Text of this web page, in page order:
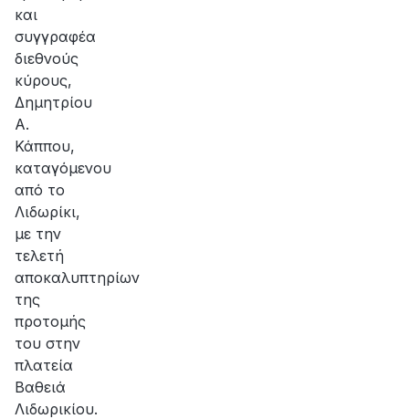
και
συγγραφέα
διεθνούς
κύρους,
Δημητρίου
Α.
Κάππου,
καταγόμενου
από το
Λιδωρίκι,
με την
τελετή
αποκαλυπτηρίων
της
προτομής
του στην
πλατεία
Βαθειά
Λιδωρικίου.